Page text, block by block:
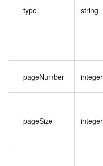
type string
pageNumber integer
pageSize integer